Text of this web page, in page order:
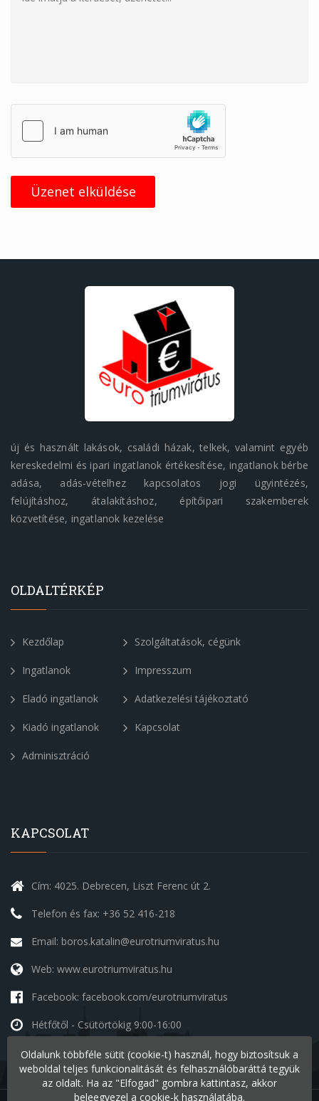
Üzenet elküldése
új és használt lakások, családi házak, telkek, valamint egyéb
kereskedelmi és ipari ingatlanok értékesítése, ingatlanok bérbe
adása, adás-vételhez kapcsolatos jogi ügyintézés,
felújításhoz, átalakításhoz, építőipari szakemberek
közvetítése, ingatlanok kezelése
OLDALTÉRKÉP
Kezdőlap
Ingatlanok
Eladó ingatlanok
Kiadó ingatlanok
Adminisztráció
Szolgáltatások, cégünk
Impresszum
Adatkezelési tájékoztató
Kapcsolat
KAPCSOLAT
Cím: 4025. Debrecen, Liszt Ferenc út 2.
Telefon és fax: +36 52 416-218
Email: boros.katalin@eurotriumviratus.hu
Web: www.eurotriumviratus.hu
Facebook: facebook.com/eurotriumviratus
Hétfőtől - Csütörtökig 9:00-16:00
Szombat - Vasárnap szünnap
Oldalunk többféle sütit (cookie-t) használ, hogy biztosítsuk a
weboldal teljes funkcionalitását és felhasználóbaráttá tegyük
az oldalt. Ha az "Elfogad" gombra kattintasz, akkor
beleegyezel a cookie-k használatába.